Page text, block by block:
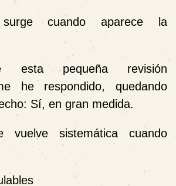
cuando aparece la
esta pequeña revisión
he respondido, quedando
Sí, en gran medida.
vuelve sistemática cuando